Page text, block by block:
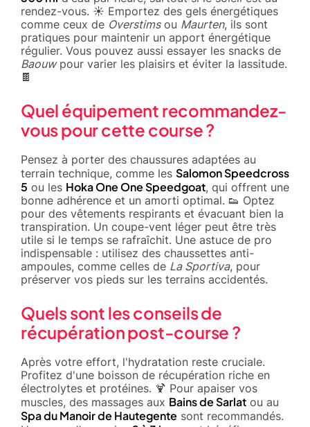
rendez-vous. ☀️ Emportez des gels énergétiques
comme ceux de Overstimsou Maurten, ils sont
pratiques pour maintenir un apport énergétique
régulier. Vous pouvez aussi essayer les snacks de
Baouwpour varier les plaisirs et éviter la lassitude.
🍫
Quel équipement recommandez-
vous pour cette course ?
Pensez à porter des chaussures adaptées au
terrain technique, comme les Salomon Speedcross
5 ou les Hoka One One Speedgoat, qui offrent une
bonne adhérence et un amorti optimal. 👟 Optez
pour des vêtements respirants et évacuant bien la
transpiration. Un coupe-vent léger peut être très
utile si le temps se rafraîchit. Une astuce de pro
indispensable : utilisez des chaussettes anti-
ampoules, comme celles de La Sportiva, pour
préserver vos pieds sur les terrains accidentés.
Quels sont les conseils de
récupération post-course ?
Après votre effort, l'hydratation reste cruciale.
Profitez d'une boisson de récupération riche en
électrolytes et protéines. 🍹 Pour apaiser vos
muscles, des massages aux Bains de Sarlat ou au
Spa du Manoir de Hautegente sont recommandés.